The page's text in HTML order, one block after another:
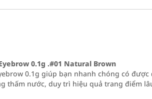
0.1g .#01 Natural Brown
0.1g giúp bạn nhanh chóng có
thấm nước, duy trì hiệu quả trang điểm